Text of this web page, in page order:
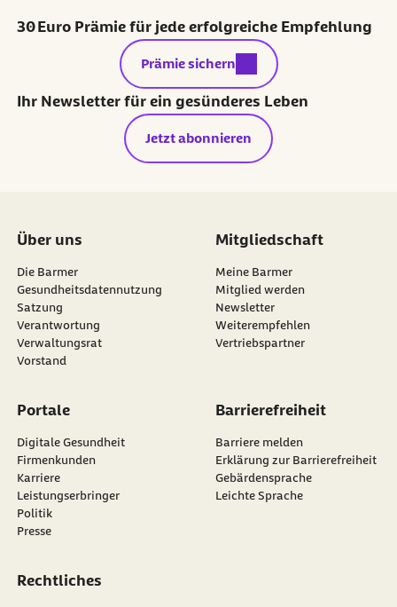
30 Euro Prämie für jede erfolgreiche Empfehlung
externer Link:
Prämie sichern
Ihr Newsletter für ein gesünderes Leben
Jetzt abonnieren
Über uns
Die Barmer
Gesundheitsdatennutzung
Satzung
Verantwortung
Verwaltungsrat
Vorstand
Mitgliedschaft
Meine Barmer
Mitglied werden
Newsletter
externer Link:
Weiterempfehlen
Vertriebspartner
Portale
Digitale Gesundheit
Firmenkunden
Karriere
Leistungserbringer
Politik
Presse
Barrierefreiheit
Barriere melden
Erklärung zur Barrierefreiheit
Gebärdensprache
Leichte Sprache
Rechtliches